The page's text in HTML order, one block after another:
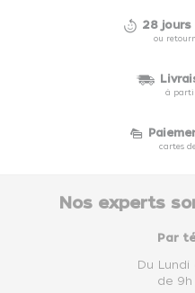
28 jours
ou
à
cartes
Nos experts
Par
Du Lundi
de 9h